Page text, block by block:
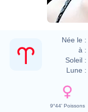
Née le :
à :
Soleil :
Lune :
9°44' Poissons